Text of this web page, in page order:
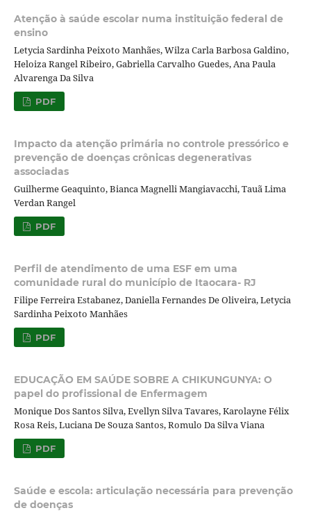
Atenção à saúde escolar numa instituição federal de
ensino
Letycia Sardinha Peixoto Manhães, Wilza Carla Barbosa Galdino,
Heloiza Rangel Ribeiro, Gabriella Carvalho Guedes, Ana Paula
Alvarenga Da Silva
PDF
Impacto da atenção primária no controle pressórico e
prevenção de doenças crônicas degenerativas
associadas
Guilherme Geaquinto, Bianca Magnelli Mangiavacchi, Tauã Lima
Verdan Rangel
PDF
Perfil de atendimento de uma ESF em uma
comunidade rural do município de Itaocara- RJ
Filipe Ferreira Estabanez, Daniella Fernandes De Oliveira, Letycia
Sardinha Peixoto Manhães
PDF
EDUCAÇÃO EM SAÚDE SOBRE A CHIKUNGUNYA: O
papel do profissional de Enfermagem
Monique Dos Santos Silva, Evellyn Silva Tavares, Karolayne Félix
Rosa Reis, Luciana De Souza Santos, Romulo Da Silva Viana
PDF
Saúde e escola: articulação necessária para prevenção
de doenças